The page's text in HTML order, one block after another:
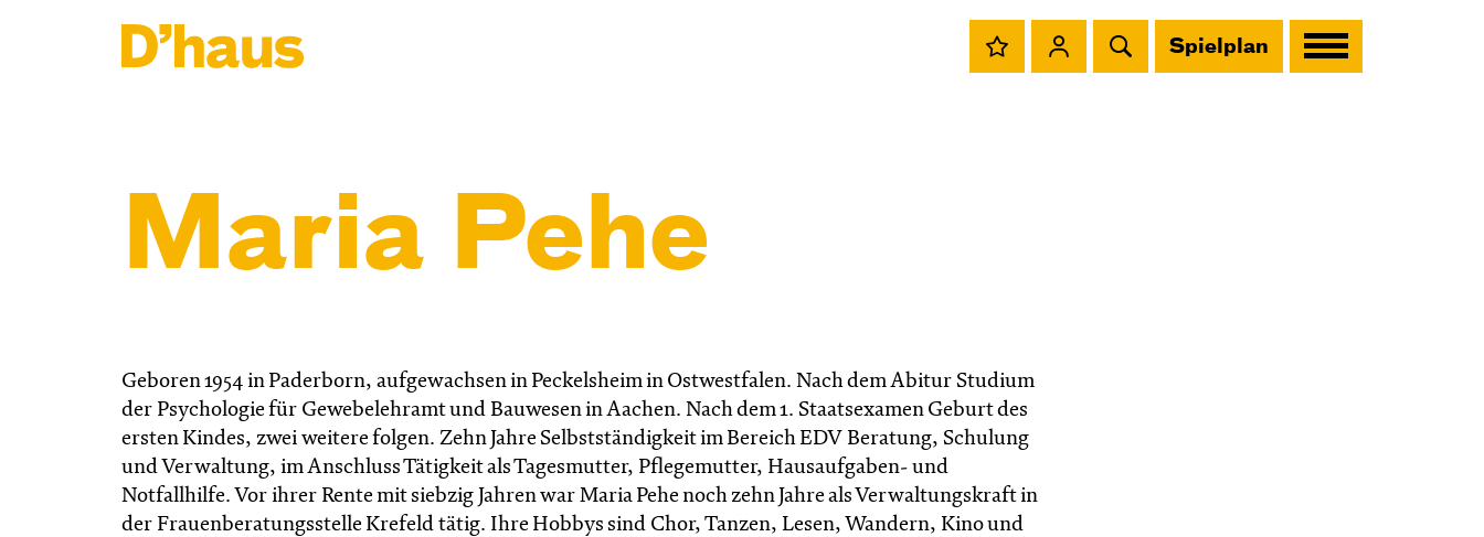
Spielplan
Maria Pehe
Geboren 1954 in Paderborn, aufgewachsen in Peckelsheim in Ostwestfalen. Nach dem Abitur Studium
der Psychologie für Gewebelehramt und Bauwesen in Aachen. Nach dem 1. Staatsexamen Geburt des
ersten Kindes, zwei weitere folgen. Zehn Jahre Selbstständigkeit im Bereich EDV Beratung, Schulung
und Verwaltung, im Anschluss Tätigkeit als Tagesmutter, Pflegemutter, Hausaufgaben- und
Notfallhilfe. Vor ihrer Rente mit siebzig Jahren war Maria Pehe noch zehn Jahre als Verwaltungskraft in
der Frauenberatungsstelle Krefeld tätig. Ihre Hobbys sind Chor, Tanzen, Lesen, Wandern, Kino und